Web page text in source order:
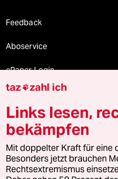
Feedback
Aboservice
ePaper Login
Downloads für Abonnierende
© 2026 taz Verlags und
Alle Rechte vorbehalten. Bei
wenden Sie sich bitte an
lizenzen@taz.de
taz zahl ich
Links lesen,
bekämpfen
Mit doppelter Kraft für eine
Besonders jetzt brauchen
Rechtsextremismus